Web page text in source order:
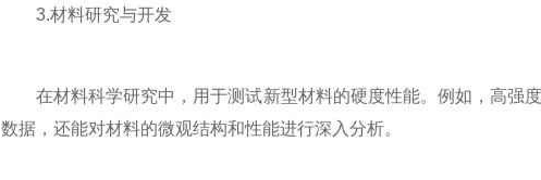
3.材料研究与开发
在材料科学研究中，用于测试新型材料的硬度性能。例如，高强
数据，还能对材料的微观结构和性能进行深入分析。